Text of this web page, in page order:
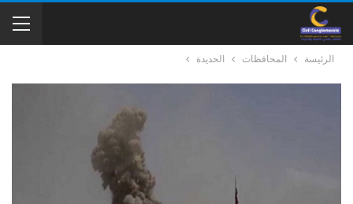
الرئيسة المحافظات الحديدة